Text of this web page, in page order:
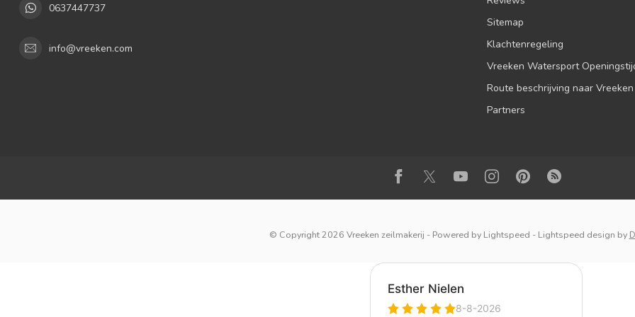
0637447737
info@vreeken.com
Sitemap
Klachtenregeling
Vreeken Watersport
Route beschrijving naar Vreeken
Partners
© Copyright 2026 Vreeken zeilmakerij - Powered by Lightspeed - Lightspeed design by